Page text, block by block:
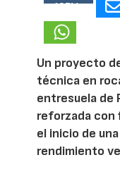
18714
Un proyecto
técnica en
entresuela de
reforzada con
el inicio de
rendimiento